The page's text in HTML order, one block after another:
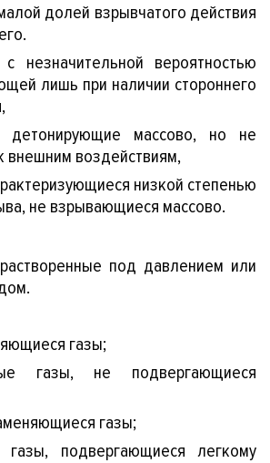
долей взрывчатого действия
незначительной вероятностью
лишь при наличии стороннего
массово, но не
внешним воздействиям,
низкой степенью
не взрывающиеся массово.
под давлением или
газы;
газы, не подвергающиеся
газы;
подвергающиеся легкому